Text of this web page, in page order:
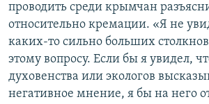
проводить среди крымчан
относительно кремации. «Я не
каких-то сильно больших
этому вопросу. Если бы я увидел,
духовенства или экологов
негативное мнение, я бы на него